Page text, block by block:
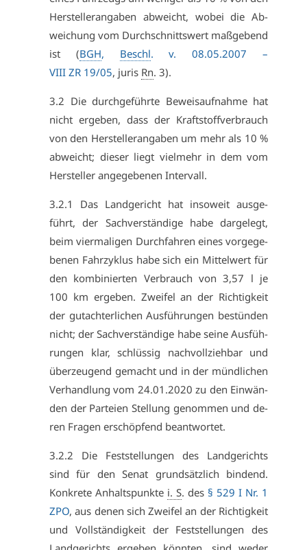
Her­stel­ler­an­ga­ben ab­weicht, wo­bei die Ab­
wei­chung vom Durch­schnitts­wert maß­ge­bend
ist (BGH, Beschl. v. 08.05.2007 –
VI­II ZR 19/05, ju­ris Rn. 3).
3.2 Die durch­ge­führ­te Be­weis­auf­nah­me hat
nicht er­ge­ben, dass der Kraft­stoff­ver­brauch
von den Her­stel­ler­an­ga­ben um mehr als 10 %
ab­weicht; die­ser liegt viel­mehr in dem vom
Her­stel­ler an­ge­ge­be­nen In­ter­vall.
3.2.1 Das Land­ge­richt hat in­so­weit aus­ge­
führt, der Sach­ver­stän­di­ge ha­be dar­ge­legt,
beim vier­ma­li­gen Durch­fah­ren ei­nes vor­ge­ge­
be­nen Fahr­zy­klus ha­be sich ein Mit­tel­wert für
den kom­bi­nier­ten Ver­brauch von 3,57 l je
100 km er­ge­ben. Zwei­fel an der Rich­tig­keit
der gut­ach­ter­li­chen Aus­füh­run­gen be­stün­den
nicht; der Sach­ver­stän­di­ge ha­be sei­ne Aus­füh­
run­gen klar, schlüs­sig nach­voll­zieh­bar und
über­zeu­gend ge­macht und in der münd­li­chen
Ver­hand­lung vom 24.01.2020 zu den Ein­wän­
den der Par­tei­en Stel­lung ge­nom­men und de­
ren Fra­gen er­schöp­fend be­ant­wor­tet.
3.2.2 Die Fest­stel­lun­gen des Land­ge­richts
sind für den Se­nat grund­sätz­lich bin­dend.
Kon­kre­te An­halts­punk­te i. S. des § 529 I Nr. 1
ZPO, aus de­nen sich Zwei­fel an der Rich­tig­keit
und Voll­stän­dig­keit der Fest­stel­lun­gen des